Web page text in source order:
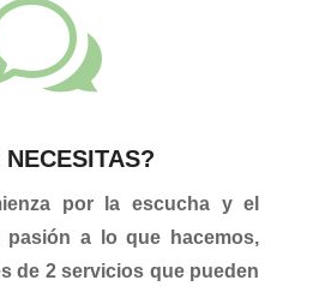
NECESITAS?
por la escucha y el
pasión a lo que hacemos,
de 2 servicios que pueden